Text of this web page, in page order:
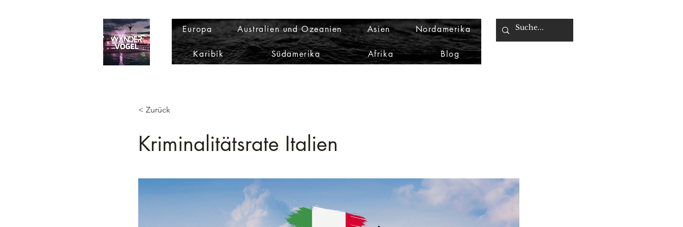
Europa Australien und Ozeanien Asien Nordamerika
Karibik Südamerika Afrika Blog
< Zurück
Kriminalitätsrate Italien